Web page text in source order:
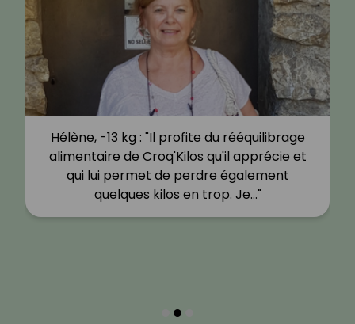
Hélène, -13 kg : "Il profite du rééquilibrage
alimentaire de Croq'Kilos qu'il apprécie et
qui lui permet de perdre également
quelques kilos en trop. Je…"